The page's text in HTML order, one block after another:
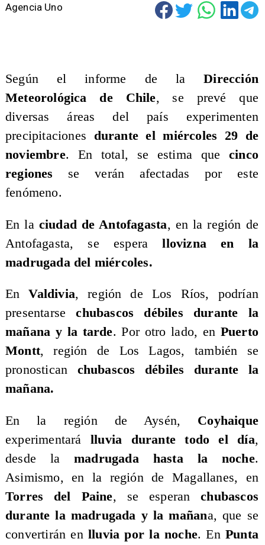
Agencia Uno
Según el informe de laDirección
Meteorológica de Chile, se prevé que
diversas áreas del país experimenten
precipitaciones durante el miércoles 29 de
noviembre. En total, se estima quecinco
regiones se verán afectadas por este
fenómeno.
En la ciudad de Antofagasta, en la región de
Antofagasta, se esperallovizna en la
madrugada del miércoles.
En Valdivia, región de Los Ríos, podrían
presentarsechubascos débiles durante la
mañana y la tarde. Por otro lado, en Puerto
Montt, región de Los Lagos, también se
pronostican chubascos débiles durante la
mañana.
En la región de Aysén, Coyhaique
experimentará lluvia durante todo el día,
desde lamadrugada hasta la noche.
Asimismo, en la región de Magallanes, en
Torres del Paine, se esperan chubascos
durante la madrugada y la mañana, que se
convertirán enlluvia por la noche. EnPunta